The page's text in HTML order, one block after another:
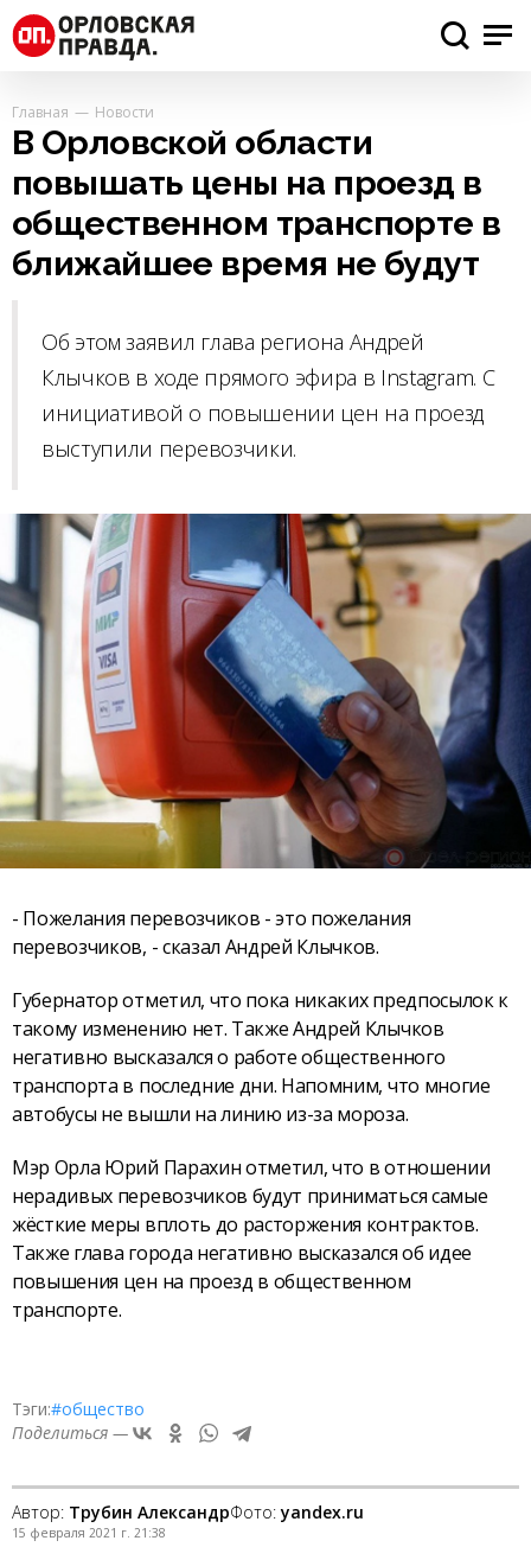
Главная Новости
В Орловской области
повышать цены на проезд в
общественном транспорте в
ближайшее время не будут
Об этом заявил глава региона Андрей
Клычков в ходе прямого эфира в Instagram. С
инициативой о повышении цен на проезд
выступили перевозчики.
- Пожелания перевозчиков - это пожелания
перевозчиков, - сказал Андрей Клычков.
Губернатор отметил, что пока никаких предпосылок к
такому изменению нет. Также Андрей Клычков
негативно высказался о работе общественного
транспорта в последние дни. Напомним, что многие
автобусы не вышли на линию из-за мороза.
Мэр Орла Юрий Парахин отметил, что в отношении
нерадивых перевозчиков будут приниматься самые
жёсткие меры вплоть до расторжения контрактов.
Также глава города негативно высказался об идее
повышения цен на проезд в общественном
транспорте.
Тэги:#общество
Поделиться —
Автор: Трубин АлександрФото: yandex.ru
15 февраля 2021 г. 21:38